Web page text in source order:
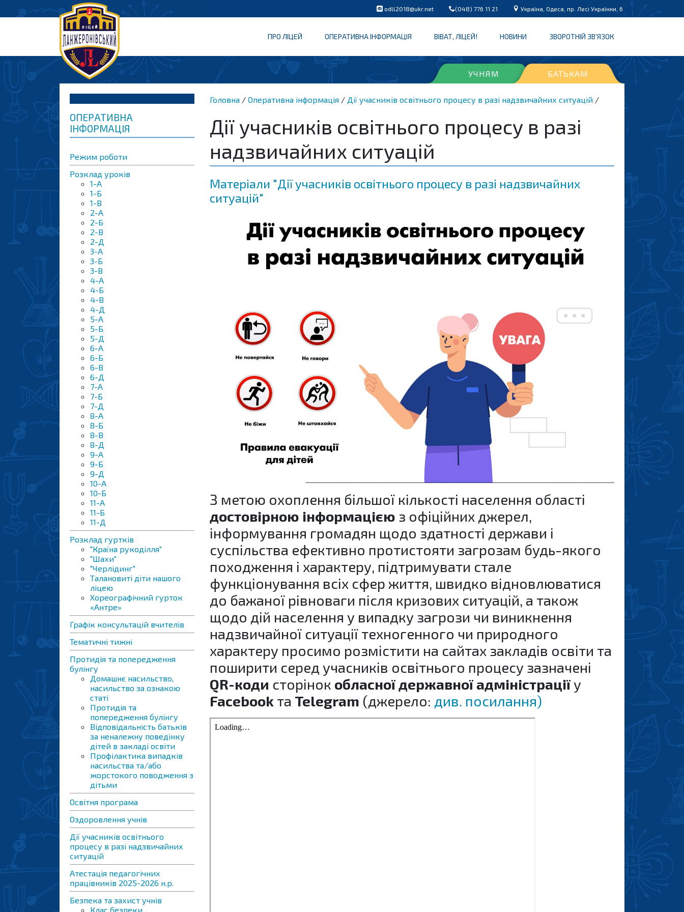
odll2018@ukr.net (048) 776 11 21 Україна, Одеса, пр. Лесі Українки, 6
ПРО ЛІЦЕЙ ОПЕРАТИВНА ІНФОРМАЦІЯ ВІВАТ, ЛІЦЕЙ! НОВИНИ ЗВОРОТНІЙ ЗВ'ЯЗОК
УЧНЯМ БАТЬКАМ
ОПЕРАТИВНА
ІНФОРМАЦІЯ
Режим роботи
Розклад уроків
1-А
1-Б
1-В
2-А
2-Б
2-B
2-Д
3-A
3-Б
3-B
4-A
4-Б
4-В
4-Д
5-А
5-Б
5-Д
6-А
6-Б
6-B
6-Д
7-А
7-Б
7-Д
8-А
8-Б
8-В
8-Д
9-А
9-Б
9-Д
10-A
10-Б
11-А
11-Б
11-Д
Розклад гуртків
"Країна рукоділля"
"Шахи"
"Черлідинг"
Талановиті діти нашого
ліцею
Хореографічний гурток
«Антре»
Графік консультацій вчителів
Тематичні тижні
Протидія та попередження
булінгу
Домашнє насильство,
насильство за ознакою
статі
Протидія та
попередження булінгу
Відповідальність батьків
за неналежну поведінку
дітей в закладі освіти
Профілактика випадків
насильства та/або
жорстокого поводження з
дітьми
Освітня програма
Оздоровлення учнів
Дії учасників освітнього
процесу в разі надзвичайних
ситуацій
Атестація педагогічних
працівників 2025-2026 н.р.
Безпека та захист учнів
Клас безпеки
Головна Оперативна інформація Дії учасників освітнього процесу в разі надзвичайних ситуацій
Дії учасників освітнього процесу в разі
надзвичайних ситуацій
Матеріали "Дії учасників освітнього процесу в разі надзвичайних
ситуацій"
З метою охоплення більшої кількості населення області
достовірною інформацією з офіційних джерел,
інформування громадян щодо здатності держави і
суспільства ефективно протистояти загрозам будь-якого
походження і характеру, підтримувати стале
функціонування всіх сфер життя, швидко відновлюватися
до бажаної рівноваги після кризових ситуацій, а також
щодо дій населення у випадку загрози чи виникнення
надзвичайної ситуації техногенного чи природного
характеру просимо розмістити на сайтах закладів освіти та
поширити серед учасників освітнього процесу зазначені
QR-коди сторінок обласної державної адміністраціїу
Facebook та Telegram (джерело: див. посилання)